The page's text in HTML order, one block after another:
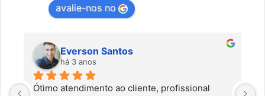
avalie-nos no
Everson Santos
há 3 anos
Ótimo atendimento ao cliente, profissional